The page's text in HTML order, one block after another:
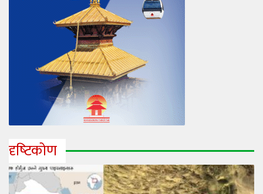
दृष्‍टिकोण